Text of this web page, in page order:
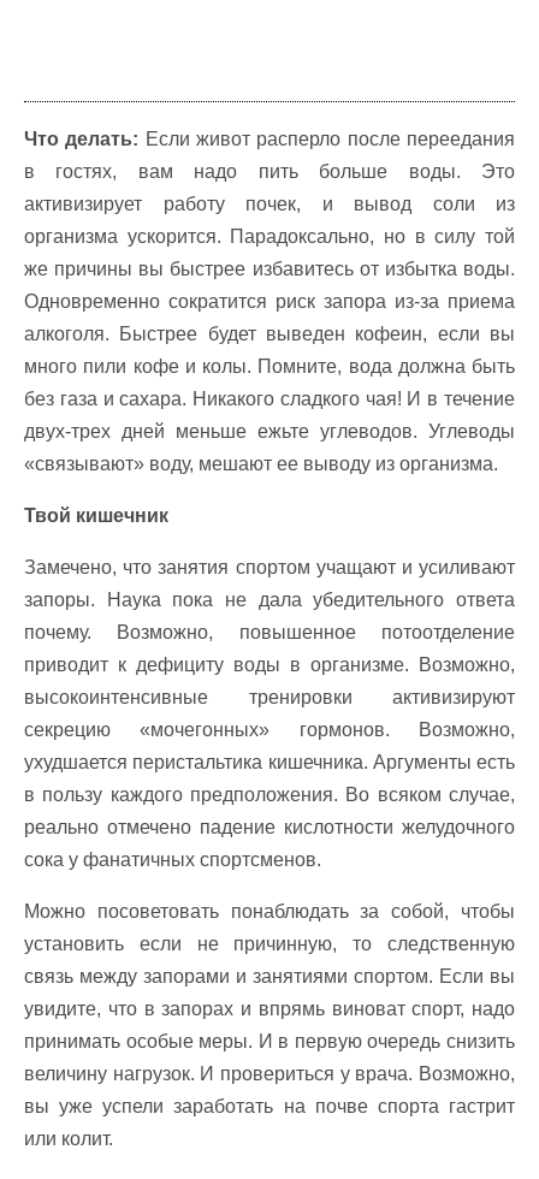
Что делать: Если живот расперло после переедания
в гостях, вам надо пить больше воды. Это
активизирует работу почек, и вывод соли из
организма ускорится. Парадоксально, но в силу той
же причины вы быстрее избавитесь от избытка воды.
Одновременно сократится риск запора из-за приема
алкоголя. Быстрее будет выведен кофеин, если вы
много пили кофе и колы. Помните, вода должна быть
без газа и сахара. Никакого сладкого чая! И в течение
двух-трех дней меньше ежьте углеводов. Углеводы
«связывают» воду, мешают ее выводу из организма.
Твой кишечник
Замечено, что занятия спортом учащают и усиливают
запоры. Наука пока не дала убедительного ответа
почему. Возможно, повышенное потоотделение
приводит к дефициту воды в организме. Возможно,
высокоинтенсивные тренировки активизируют
секрецию «мочегонных» гормонов. Возможно,
ухудшается перистальтика кишечника. Аргументы есть
в пользу каждого предположения. Во всяком случае,
реально отмечено падение кислотности желудочного
сока у фанатичных спортсменов.
Можно посоветовать понаблюдать за собой, чтобы
установить если не причинную, то следственную
связь между запорами и занятиями спортом. Если вы
увидите, что в запорах и впрямь виноват спорт, надо
принимать особые меры. И в первую очередь снизить
величину нагрузок. И провериться у врача. Возможно,
вы уже успели заработать на почве спорта гастрит
или колит.